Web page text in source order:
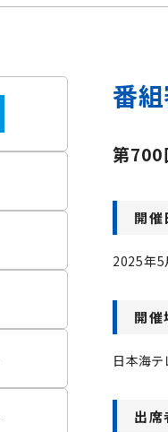
番
第700
開催
2025年5
開催
日本海
出席